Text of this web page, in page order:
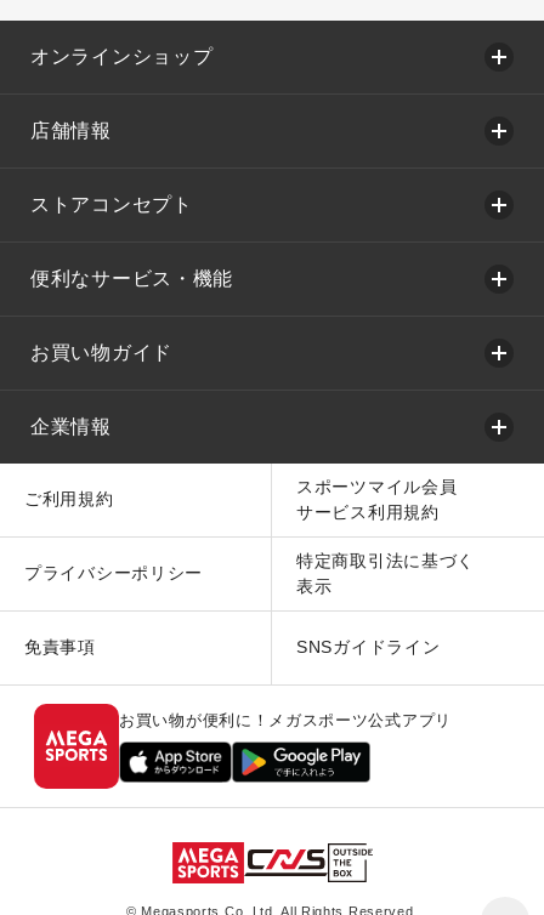
オンラインショップ
店舗情報
ストアコンセプト
便利なサービス・機能
お買い物ガイド
企業情報
ご利用規約
スポーツマイル会員
サービス利用規約
プライバシーポリシー
特定商取引法に基づく
表示
免責事項 SNSガイドライン
お買い物が便利に！メガスポーツ公式アプリ
© Megasports Co. Ltd. All Rights Reserved.